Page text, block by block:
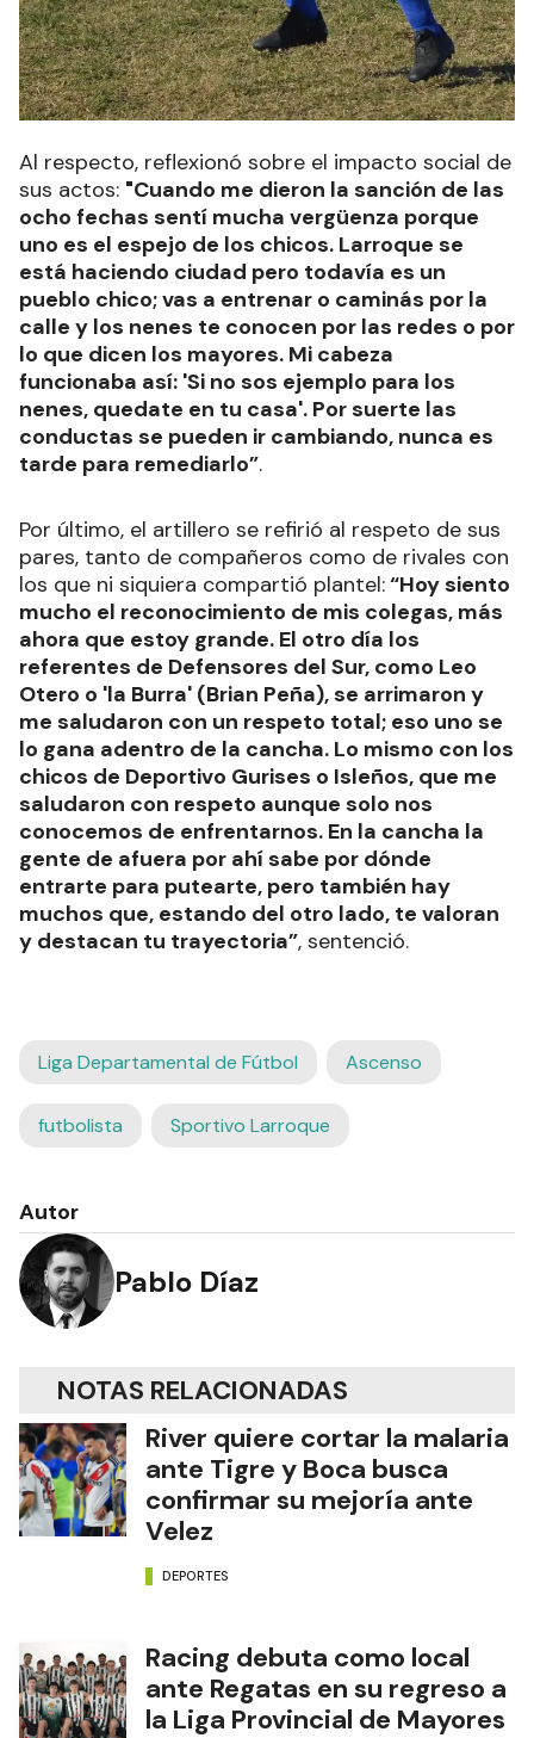
Al respecto, reflexionó sobre el impacto social de
sus actos: "Cuando me dieron la sanción de las
ocho fechas sentí mucha vergüenza porque
uno es el espejo de los chicos. Larroque se
está haciendo ciudad pero todavía es un
pueblo chico; vas a entrenar o caminás por la
calle y los nenes te conocen por las redes o por
lo que dicen los mayores. Mi cabeza
funcionaba así: 'Si no sos ejemplo para los
nenes, quedate en tu casa'. Por suerte las
conductas se pueden ir cambiando, nunca es
tarde para remediarlo”.
Por último, el artillero se refirió al respeto de sus
pares, tanto de compañeros como de rivales con
los que ni siquiera compartió plantel:“Hoy siento
mucho el reconocimiento de mis colegas, más
ahora que estoy grande. El otro día los
referentes de Defensores del Sur, como Leo
Otero o 'la Burra' (Brian Peña), se arrimaron y
me saludaron con un respeto total; eso uno se
lo gana adentro de la cancha. Lo mismo con los
chicos de Deportivo Gurises o Isleños, que me
saludaron con respeto aunque solo nos
conocemos de enfrentarnos. En la cancha la
gente de afuera por ahí sabe por dónde
entrarte para putearte, pero también hay
muchos que, estando del otro lado, te valoran
y destacan tu trayectoria”, sentenció.
Liga Departamental de Fútbol Ascenso
futbolista Sportivo Larroque
Autor
Pablo Díaz
NOTAS RELACIONADAS
River quiere cortar la malaria
ante Tigre y Boca busca
confirmar su mejoría ante
Velez
DEPORTES
Racing debuta como local
ante Regatas en su regreso a
la Liga Provincial de Mayores